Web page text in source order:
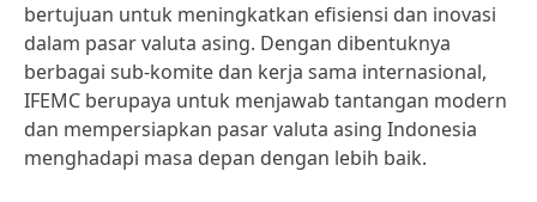
bertujuan untuk meningkatkan efisiensi dan inovasi
dalam pasar valuta asing. Dengan dibentuknya
berbagai sub-komite dan kerja sama internasional,
IFEMC berupaya untuk menjawab tantangan modern
dan mempersiapkan pasar valuta asing Indonesia
menghadapi masa depan dengan lebih baik.